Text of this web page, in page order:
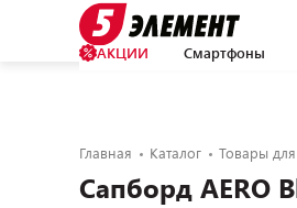
АКЦИИ Смартфоны
Главная Каталог Товары
Сапборд AERO